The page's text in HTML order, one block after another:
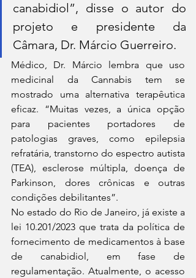
canabidiol”, disse o autor do
projeto e presidente da
Câmara, Dr. Márcio Guerreiro.
Médico, Dr. Márcio lembra que uso
medicinal da Cannabis tem se
mostrado uma alternativa terapêutica
eficaz. “Muitas vezes, a única opção
para pacientes portadores de
patologias graves, como epilepsia
refratária, transtorno do espectro autista
(TEA), esclerose múltipla, doença de
Parkinson, dores crônicas e outras
condições debilitantes”.
No estado do Rio de Janeiro, já existe a
lei 10.201/2023 que trata da política de
fornecimento de medicamentos à base
de canabidiol, em fase de
regulamentação. Atualmente, o acesso